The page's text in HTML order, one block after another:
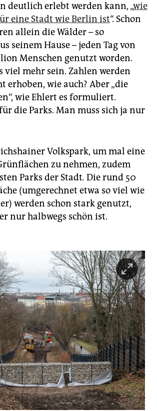
deutlich erlebt werden kann, „wie
eine Stadt wie Berlin ist“. Schon
allein die Wälder – so
seinem Hause – jeden Tag von
Menschen genutzt worden.
viel mehr sein. Zahlen werden
erhoben, wie auch? Aber „die
wie Ehlert es formuliert.
die Parks. Man muss sich ja nur
Volkspark, um mal eine
zu nehmen, zudem
Parks der Stadt. Die rund 50
(umgerechnet etwa so viel wie
werden schon stark genutzt,
nur halbwegs schön ist.